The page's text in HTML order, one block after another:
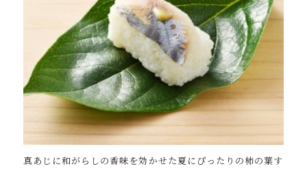
真あじに和がらしの香味を効かせた夏にぴったりの柿の葉す